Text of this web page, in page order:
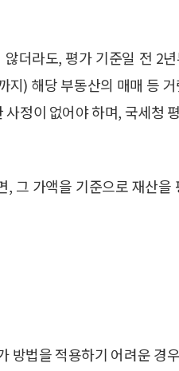
더라도, 평가 기준일 전 2
) 해당 부동산의 매매 등
정이 없어야 하며, 국세청
그 가액을 기준으로 재산
방법을 적용하기 어려운 경